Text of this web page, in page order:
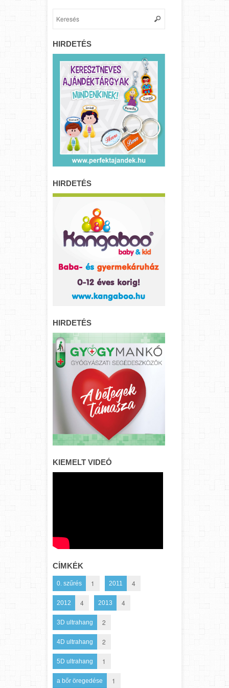
HIRDETÉS
HIRDETÉS
HIRDETÉS
KIEMELT VIDEÓ
CÍMKÉK
0. szűrés 1 2011 4
2012 4 2013 4
3D ultrahang 2
4D ultrahang 2
5D ultrahang 1
a bőr öregedése 1